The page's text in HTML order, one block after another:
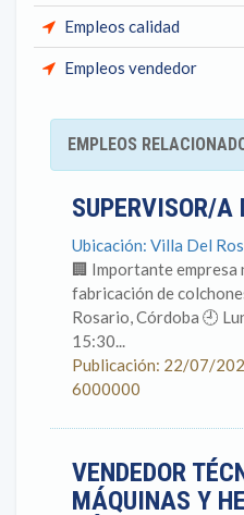
Empleos calidad
Empleos vendedor
EMPLEOS
SUPERVISOR/A
Ubicación: Villa Del
🏢 Importante empresa
fabricación de
Rosario, Córdoba 🕘
15:30...
Publicación: 22/07/
6000000
VENDEDOR
MÁQUINAS Y